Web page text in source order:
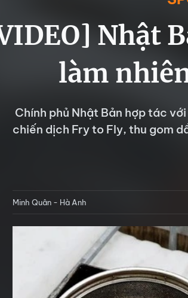
Nhật
làm
Chính phủ Nhật Bản hợp tác
chiến dịch Fry to Fly, thu gom
Minh Quân - Hà Anh